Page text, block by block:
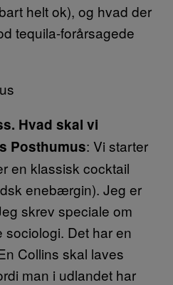
helt ok), og hvad der
tequila-forårsagede
Hvad skal vi
Posthumus: Vi starter
en klassisk cocktail
enebærgin). Jeg er
skrev speciale om
Det har en
Collins skal laves
man i udlandet har